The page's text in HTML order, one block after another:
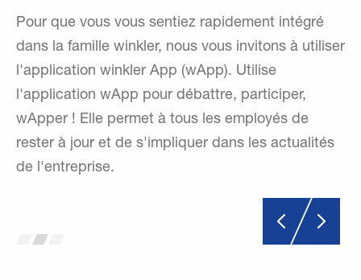
Pour que vous vous sentiez rapidement intégré
dans la famille winkler, nous vous invitons à utiliser
l'application winkler App (wApp). Utilise
l'application wApp pour débattre, participer,
wApper ! Elle permet à tous les employés de
rester à jour et de s'impliquer dans les actualités
de l'entreprise.